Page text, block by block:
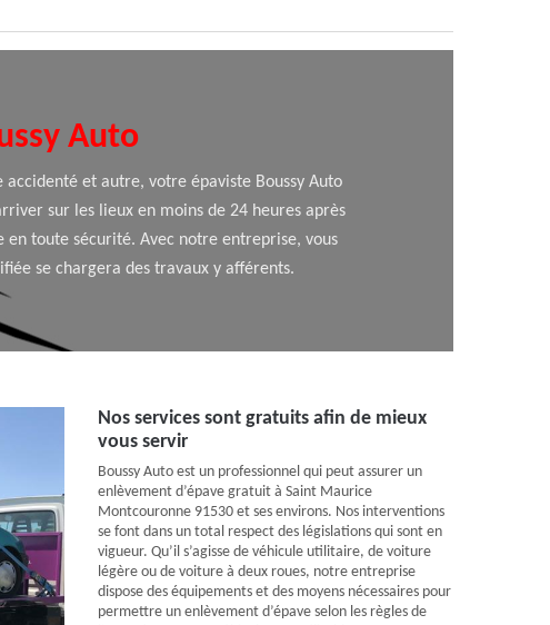
Auto
et autre, votre épaviste Boussy Auto
sur les lieux en moins de 24 heures après
toute sécurité. Avec notre entreprise, vous
se chargera des travaux y afférents.
Nos services sont gratuits afin de mieux
vous servir
Boussy Auto est un professionnel qui peut assurer un
enlèvement d’épave gratuit à Saint Maurice
Montcouronne 91530 et ses environs. Nos interventions
se font dans un total respect des législations qui sont en
vigueur. Qu’il s’agisse de véhicule utilitaire, de voiture
légère ou de voiture à deux roues, notre entreprise
dispose des équipements et des moyens nécessaires pour
permettre un enlèvement d’épave selon les règles de